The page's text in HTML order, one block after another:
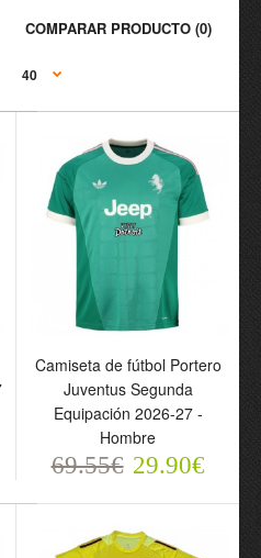
COMPARAR PRODUCTO (0)
Portero Juventus
Segunda Equipación
2026-27 - Hombre
69.55€ 29.90€
Camiseta de fútbol Portero
Juventus Segunda
Equipación 2026-27 -
Hombre
69.55€ 29.90€